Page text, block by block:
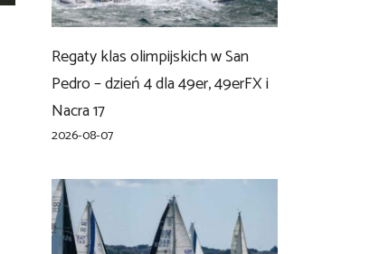
Regaty klas olimpijskich w San
Pedro – dzień 4 dla 49er, 49erFX i
Nacra 17
2026-08-07